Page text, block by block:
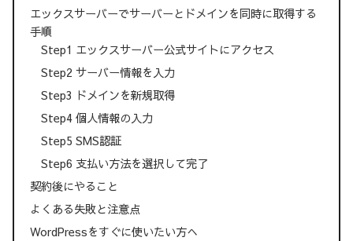
エックスサーバーでサーバーとドメインを同時に取得する
手順
Step1 エックスサーバー公式サイトにアクセス
Step2 サーバー情報を入力
Step3 ドメインを新規取得
Step4 個人情報の入力
Step5 SMS認証
Step6 支払い方法を選択して完了
契約後にやること
よくある失敗と注意点
WordPressをすぐに使いたい方へ